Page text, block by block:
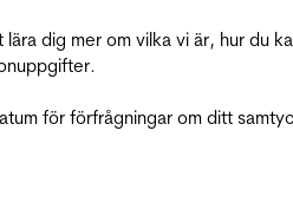
dig mer om vilka vi är, hur du
för förfrågningar om ditt